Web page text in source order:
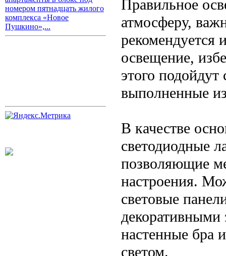
номером пятнадцать жилого
комплекса «Новое
Пушкино»,...
Правильное
атмосферу,
рекомендуется
освещение,
этого
выполненные
В качестве
светодиодные
позволяющие
настроения.
световые
декоративными
настенные бра
светом.